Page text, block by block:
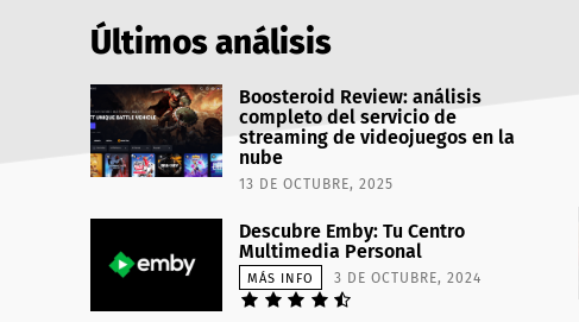
Últimos análisis
Boosteroid Review: análisis
completo del servicio de
streaming de videojuegos en la
nube
13 DE OCTUBRE, 2025
Descubre Emby: Tu Centro
Multimedia Personal
MÁS INFO 3 DE OCTUBRE, 2024